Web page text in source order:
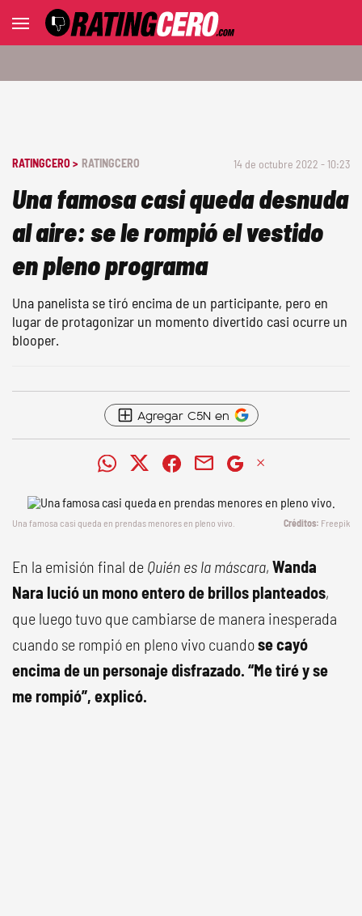
RATINGCERO > RATINGCERO 14 de octubre 2022 - 10:23
Una famosa casi queda desnuda
al aire: se le rompió el vestido
en pleno programa
Una panelista se tiró encima de un participante, pero en
lugar de protagonizar un momento divertido casi ocurre un
blooper.
Agregar C5N en
Una famosa casi queda en prendas menores en pleno vivo. Freepik
En la emisión final de Quién es la máscara, Wanda
Nara lució un mono entero de brillos planteados,
que luego tuvo que cambiarse de manera inesperada
cuando se rompió en pleno vivo cuandose cayó
encima de un personaje disfrazado. “Me tiré y se
me rompió”, explicó.